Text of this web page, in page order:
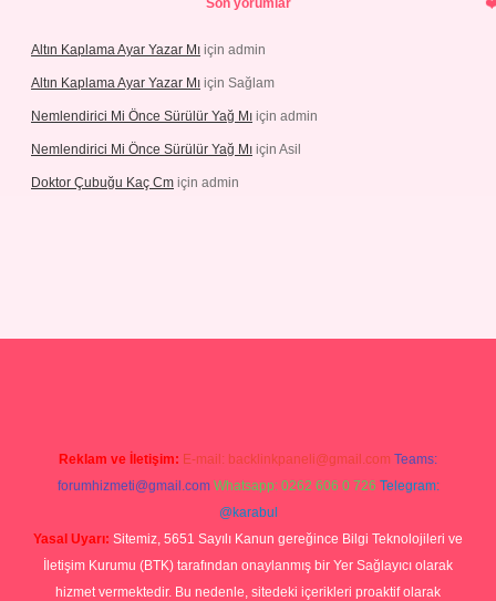
Son yorumlar
Altın Kaplama Ayar Yazar Mı için admin
Altın Kaplama Ayar Yazar Mı için Sağlam
Nemlendirici Mi Önce Sürülür Yağ Mı için admin
Nemlendirici Mi Önce Sürülür Yağ Mı için Asil
Doktor Çubuğu Kaç Cm için admin
Reklam ve İletişim: E-mail: backlinkpaneli@gmail.com Teams:
forumhizmeti@gmail.com Whatsapp: 0262 606 0 726 Telegram:
@karabul
Yasal Uyarı: Sitemiz, 5651 Sayılı Kanun gereğince Bilgi Teknolojileri ve
İletişim Kurumu (BTK) tarafından onaylanmış bir Yer Sağlayıcı olarak
hizmet vermektedir. Bu nedenle, sitedeki içerikleri proaktif olarak